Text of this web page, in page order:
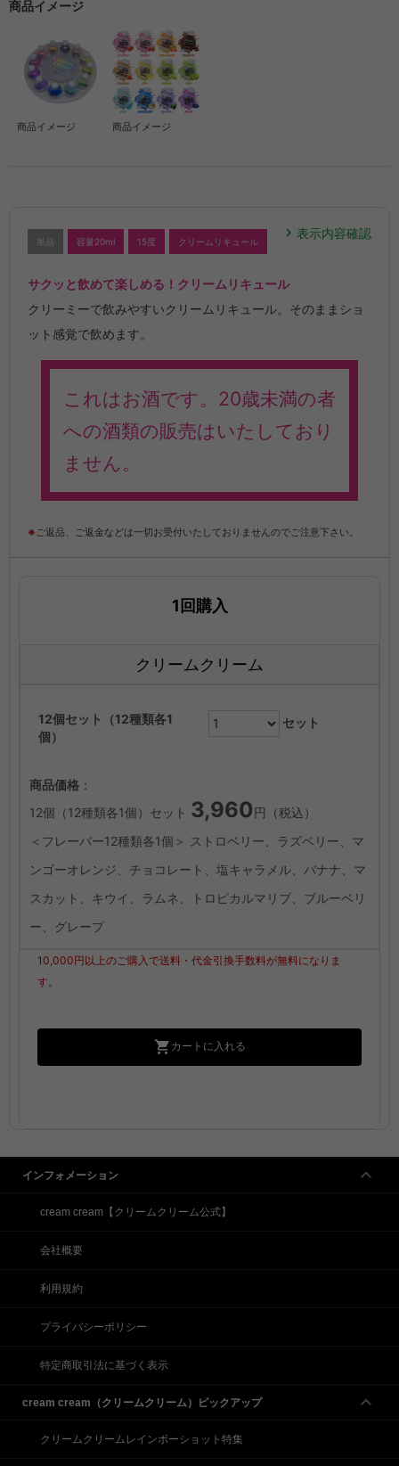
商品イメージ
商品イメージ 商品イメージ
表示内容確認
単品 容量20ml 15度 クリームリキュール
サクッと飲めて楽しめる！クリームリキュール
クリーミーで飲みやすいクリームリキュール。そのままショ
ット感覚で飲めます。
これはお酒です。20歳未満の者
への酒類の販売はいたしており
ません。
※ ご返品、ご返金などは一切お受付いたしておりませんのでご注意下さい。
1回購入
クリームクリーム
12個セット（12種類各1
個）
セット
商品価格 ：
12個（12種類各1個）セット 3,960円（税込）
＜フレーバー12種類各1個＞ ストロベリー、ラズベリー、マ
ンゴーオレンジ、チョコレート、塩キャラメル、バナナ、マ
スカット、キウイ、ラムネ、トロピカルマリブ、ブルーベリ
ー、グレープ
10,000円以上のご購入で送料・代金引換手数料が無料になりま
す。
カートに入れる
インフォメーション
cream cream【クリームクリーム公式】
会社概要
利用規約
プライバシーポリシー
特定商取引法に基づく表示
cream cream（クリームクリーム）ピックアップ
クリームクリームレインボーショット特集